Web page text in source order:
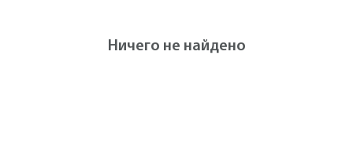
Ничего не найдено